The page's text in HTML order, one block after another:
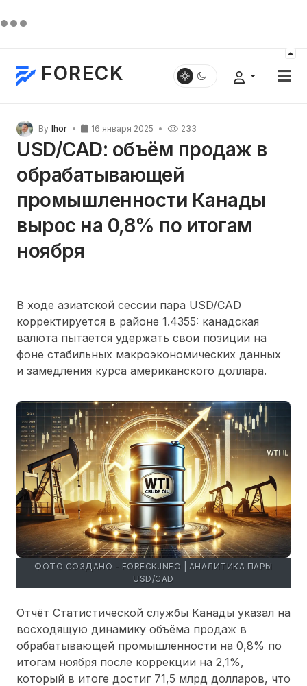
FORECK
By Ihor 16 января 2025 233
USD/CAD: объём продаж в
обрабатывающей
промышленности Канады
вырос на 0,8% по итогам
ноября
В ходе азиатской сессии пара USD/CAD
корректируется в районе 1.4355: канадская
валюта пытается удержать свои позиции на
фоне стабильных макроэкономических данных
и замедления курса американского доллара.
ФОТО СОЗДАНО - FORECK.INFO | АНАЛИТИКА ПАРЫ
USD/CAD
Отчёт Статистической службы Канады указал на
восходящую динамику объёма продаж в
обрабатывающей промышленности на 0,8% по
итогам ноября после коррекции на 2,1%,
который в итоге достиг 71,5 млрд долларов, что